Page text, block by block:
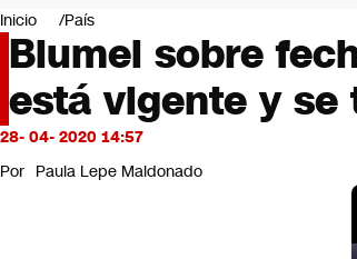
Mundo
Negocios
Deportes
Programas completos
Cultura
Servicios
Bits
CNN Data
Inicio País
Blumel sobre
está vigente y
28- 04- 2020 14:57
Por Paula Lepe Maldonado